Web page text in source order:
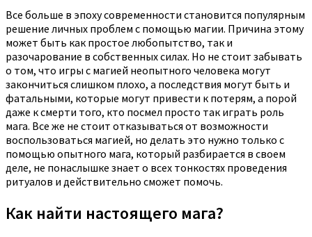
Все больше в эпоху современности становится популярным
решение личных проблем с помощью магии. Причина этому
может быть как простое любопытство, так и
разочарование в собственных силах. Но не стоит забывать
о том, что игры с магией неопытного человека могут
закончиться слишком плохо, а последствия могут быть и
фатальными, которые могут привести к потерям, а порой
даже к смерти того, кто посмел просто так играть роль
мага. Все же не стоит отказываться от возможности
воспользоваться магией, но делать это нужно только с
помощью опытного мага, который разбирается в своем
деле, не понаслышке знает о всех тонкостях проведения
ритуалов и действительно сможет помочь.
Как найти настоящего мага?